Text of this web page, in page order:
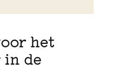
het
de